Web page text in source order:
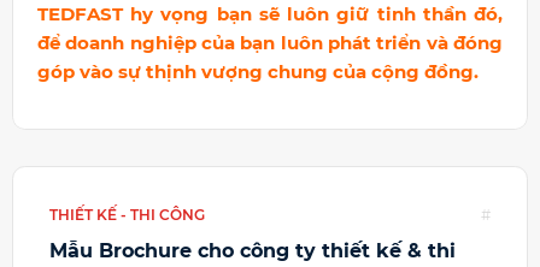
TEDFAST hy vọng bạn sẽ luôn giữ tinh thần đó,
để doanh nghiệp của bạn luôn phát triển và đóng
góp vào sự thịnh vượng chung của cộng đồng.
THIẾT KẾ - THI CÔNG #
Mẫu Brochure cho công ty thiết kế & thi